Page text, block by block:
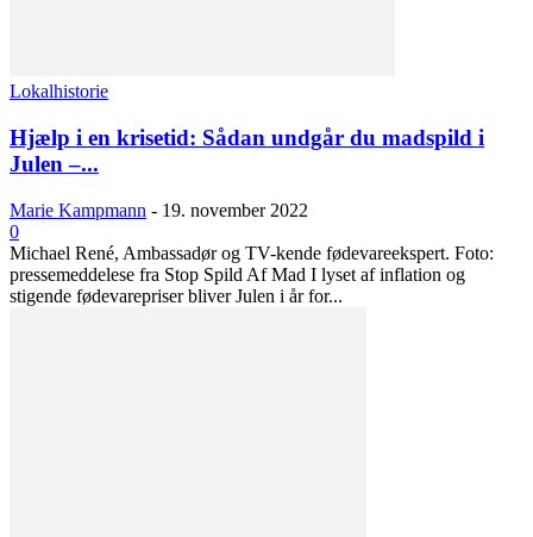
Lokalhistorie
Hjælp i en krisetid: Sådan undgår du madspild i
Julen –...
Marie Kampmann - 19. november 2022
0
Michael René, Ambassadør og TV-kende fødevareekspert. Foto:
pressemeddelese fra Stop Spild Af Mad I lyset af inflation og
stigende fødevarepriser bliver Julen i år for...